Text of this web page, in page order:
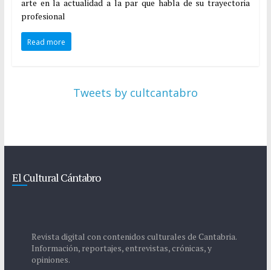
arte en la actualidad a la par que habla de su trayectoria
profesional
Read more
Tweets by cultcantabro
El Cultural Cántabro
Revista digital con contenidos culturales de Cantabria.
Información, reportajes, entrevistas, crónicas, y
opiniones.